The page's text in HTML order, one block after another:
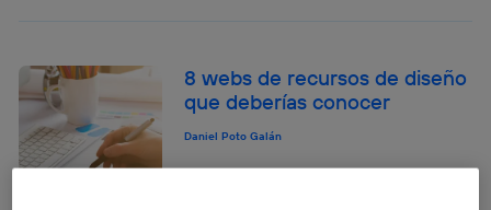
8 webs de recursos de diseño
que deberías conocer
Daniel Poto Galán